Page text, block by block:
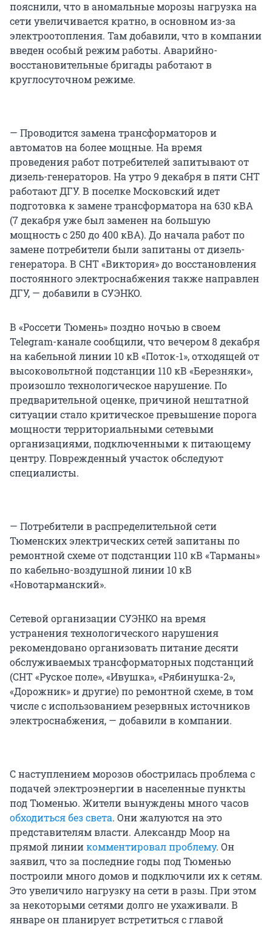
пояснили, что в аномальные морозы нагрузка на
сети увеличивается кратно, в основном из-за
электроотопления. Там добавили, что в компании
введен особый режим работы. Аварийно-
восстановительные бригады работают в
круглосуточном режиме.
— Проводится замена трансформаторов и
автоматов на более мощные. На время
проведения работ потребителей запитывают от
дизель-генераторов. На утро 9 декабря в пяти СНТ
работают ДГУ. В поселке Московский идет
подготовка к замене трансформатора на 630 кВА
(7 декабря уже был заменен на большую
мощность с 250 до 400 кВА). До начала работ по
замене потребители были запитаны от дизель-
генератора. В СНТ «Виктория» до восстановления
постоянного электроснабжения также направлен
ДГУ, — добавили в СУЭНКО.
В «Россети Тюмень» поздно ночью в своем
Telegram-канале сообщили, что вечером 8 декабря
на кабельной линии 10 кВ «Поток-1», отходящей от
высоковольтной подстанции 110 кВ «Березняки»,
произошло технологическое нарушение. По
предварительной оценке, причиной нештатной
ситуации стало критическое превышение порога
мощности территориальными сетевыми
организациями, подключенными к питающему
центру. Поврежденный участок обследуют
специалисты.
— Потребители в распределительной сети
Тюменских электрических сетей запитаны по
ремонтной схеме от подстанции 110 кВ «Тарманы»
по кабельно-воздушной линии 10 кВ
«Новотарманский».
Сетевой организации СУЭНКО на время
устранения технологического нарушения
рекомендовано организовать питание десяти
обслуживаемых трансформаторных подстанций
(СНТ «Руское поле», «Ивушка», «Рябинушка-2»,
«Дорожник» и другие) по ремонтной схеме, в том
числе с использованием резервных источников
электроснабжения, — добавили в компании.
С наступлением морозов обострилась проблема с
подачей электроэнергии в населенные пункты
под Тюменью. Жители вынуждены много часов
обходиться без света. Они жалуются на это
представителям власти. Александр Моор на
прямой линиикомментировал проблему. Он
заявил, что за последние годы под Тюменью
построили много домов и подключили их к сетям.
Это увеличило нагрузку на сети в разы. При этом
за некоторыми сетями долго не ухаживали. В
январе он планирует встретиться с главой